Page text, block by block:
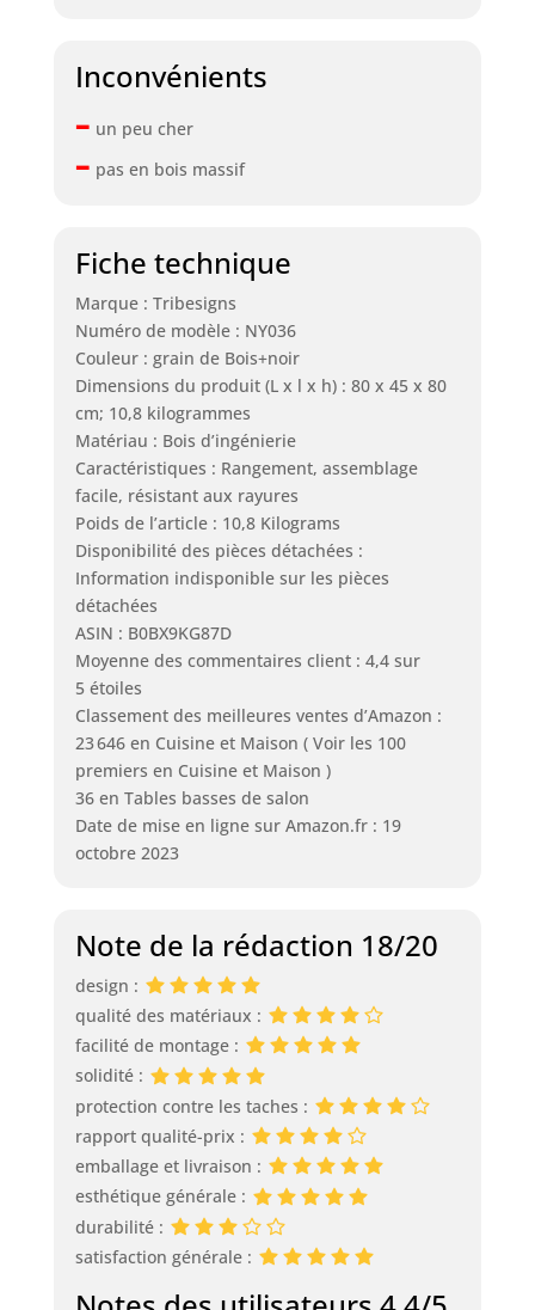
Inconvénients
– un peu cher
– pas en bois massif
Fiche technique
Marque : Tribesigns
Numéro de modèle : NY036
Couleur : grain de Bois+noir
Dimensions du produit (L x l x h) : 80 x 45 x 80
cm; 10,8 kilogrammes
Matériau : Bois d’ingénierie
Caractéristiques : Rangement, assemblage
facile, résistant aux rayures
Poids de l’article : 10,8 Kilograms
Disponibilité des pièces détachées :
Information indisponible sur les pièces
détachées
ASIN : B0BX9KG87D
Moyenne des commentaires client : 4,4 sur
5 étoiles
Classement des meilleures ventes d’Amazon :
23 646 en Cuisine et Maison ( Voir les 100
premiers en Cuisine et Maison )
36 en Tables basses de salon
Date de mise en ligne sur Amazon.fr : 19
octobre 2023
Note de la rédaction 18/20
design :
qualité des matériaux :
facilité de montage :
solidité :
protection contre les taches :
rapport qualité-prix :
emballage et livraison :
esthétique générale :
durabilité :
satisfaction générale :